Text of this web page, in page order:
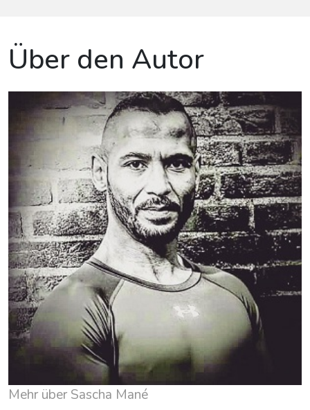
Über den Autor
Mehr über Sascha Mané